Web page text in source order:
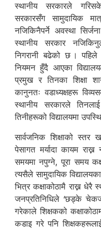
स्थानीय सरकारले
सरकारसँग सामुदायिक
नजिकिनैपर्ने अवस्था
स्थानीय सरकार
निगरानी बढेको छ ।
नियमन हुँदै आएका
प्रमुख र तिनका शिक्षा
कानुनतः वडाध्यक्षहरू
स्थानीय सरकारले
तिनीहरूको विद्यालयमा
सार्वजनिक शिक्षाको
पेसागत मर्यादा कायम
समयमा नपुग्ने, पूरा समय
त्यसैले सामुदायिक
भित्र कक्षाकोठामै राख्न धेरै
जनप्रतिनिधिले ‘छड्के
गरेकाले शिक्षकको
कडाइ गरे पनि